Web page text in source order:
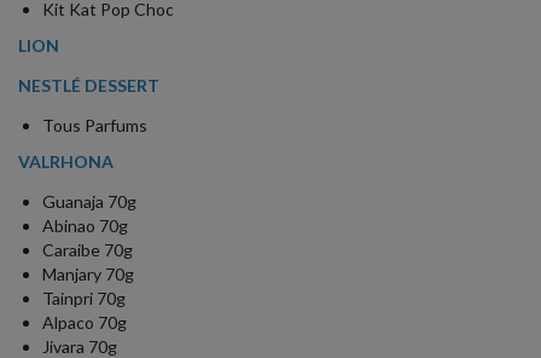
Kit Kat Pop Choc
LION
NESTLÉ DESSERT
Tous Parfums
VALRHONA
Guanaja 70g
Abinao 70g
Caraibe 70g
Manjary 70g
Tainpri 70g
Alpaco 70g
Jivara 70g